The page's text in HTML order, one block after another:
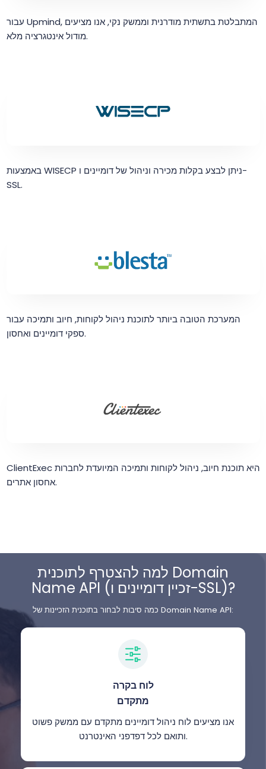
עבור Upmind, המתבלטת בתשתית מודרנית וממשק נקי, אנו מציעים
מודול אינטגרציה מלא.
באמצעות WISECP ניתן לבצע בקלות מכירה וניהול של דומיינים ו-
SSL.
המערכת הטובה ביותר לתוכנת ניהול לקוחות, חיוב ותמיכה עבור
ספקי דומיינים ואחסון.
ClientExec היא תוכנת חיוב, ניהול לקוחות ותמיכה המיועדת לחברות
אחסון אתרים.
למה להצטרף לתוכנית Domain
Name API (זכיין דומיינים ו-SSL)?
כמה סיבות לבחור בתוכנית הזכיינות של Domain Name API:
לוח בקרה
מתקדם
אנו מציעים לוח ניהול דומיינים מתקדם עם ממשק פשוט
ותואם לכל דפדפני האינטרנט.